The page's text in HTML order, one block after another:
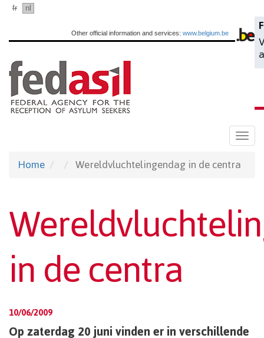
Skip
main
content
fr nl
Other official information and services: www.belgium.be
Home Wereldvluchtelingendag in de centra
in de centra
10/06/2009
Op zaterdag 20 juni vinden er in verschillende